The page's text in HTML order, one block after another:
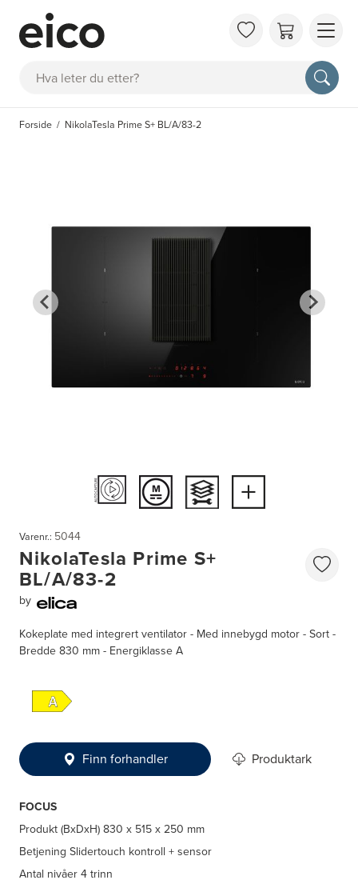
Søk
OM
FAQ
Forside NikolaTesla Prime S+ BL/A/83-2
Varenr.: 5044
NikolaTesla Prime S+
BL/A/83-2
by
Kokeplate med integrert ventilator - Med innebygd motor - Sort -
Bredde 830 mm - Energiklasse A
Finn forhandler Produktark
FOCUS
Produkt (BxDxH)830 x 515 x 250 mm
Betjening Slidertouch kontroll + sensor
Antal nivåer4 trinn